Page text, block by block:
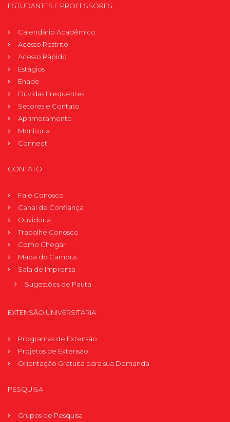
ESTUDANTES E PROFESSORES
Calendário Acadêmico
Acesso Restrito
Acesso Rápido
Estágios
Enade
Dúvidas Frequentes
Setores e Contato
Aprimoramento
Monitoria
Connect
CONTATO
Fale Conosco
Canal de Confiança
Ouvidoria
Trabalhe Conosco
Como Chegar
Mapa do Campus
Sala de Imprensa
Sugestões de Pauta
EXTENSÃO UNIVERSITÁRIA
Programas de Extensão
Projetos de Extensão
Orientação Gratuita para sua Demanda
PESQUISA
Grupos de Pesquisa